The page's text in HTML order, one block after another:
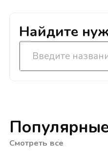
Найдите
Смотреть все